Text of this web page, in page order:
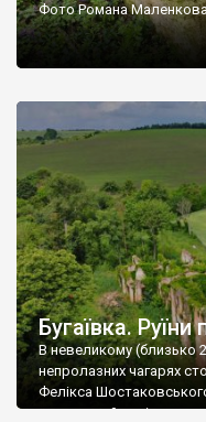
Фото Романа
Бугаївка.
В невеликому (близько
непролазних чагарях
Фелікса
радянський період у